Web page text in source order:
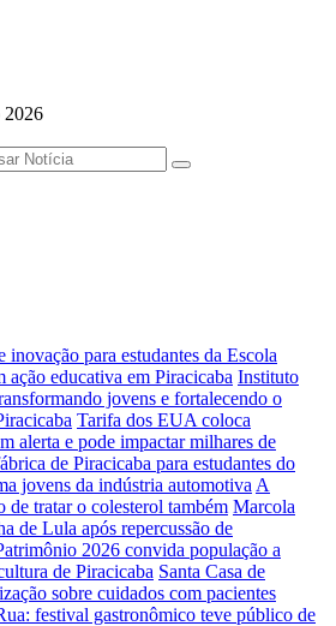
2026
para estudantes da Escola
educativa em Piracicaba Instituto
jovens e fortalecendo o
Tarifa dos EUA coloca
alerta e pode impactar milhares de
de Piracicaba para estudantes do
jovens da indústria automotiva A
tratar o colesterol também Marcola
de Lula após repercussão de
2026 convida população a
de Piracicaba Santa Casa de
sobre cuidados com pacientes
festival gastronômico teve público de